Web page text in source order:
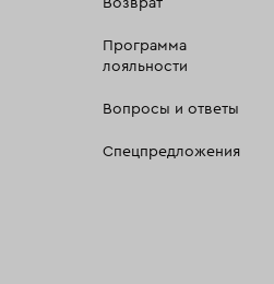
Возврат
Программа
лояльности
Вопросы и ответы
Спецпредложения